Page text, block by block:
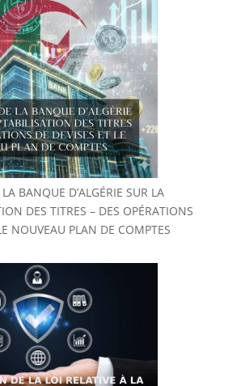
BANQUE D’ALGÉRIE SUR LA
DES TITRES – DES OPÉRATIONS
NOUVEAU PLAN DE COMPTES